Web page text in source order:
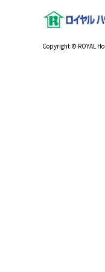
Copyright © ROYAL